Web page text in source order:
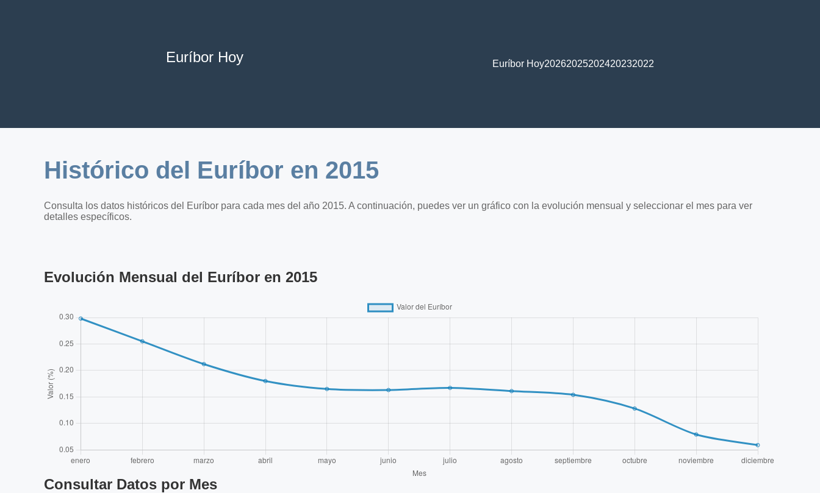
Euríbor Hoy Euríbor Hoy20262025202420232022
Histórico del Euríbor en 2015
Consulta los datos históricos del Euríbor para cada mes del año 2015. A continuación, puedes ver un gráfico con la evolución mensual y seleccionar el mes para ver
detalles específicos.
Evolución Mensual del Euríbor en 2015
Consultar Datos por Mes